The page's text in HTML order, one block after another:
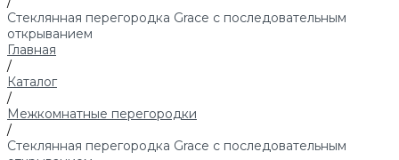
Стеклянная перегородка Grace с последовательным
открыванием
Главная
/
Каталог
/
Межкомнатные перегородки
/
Стеклянная перегородка Grace с последовательным